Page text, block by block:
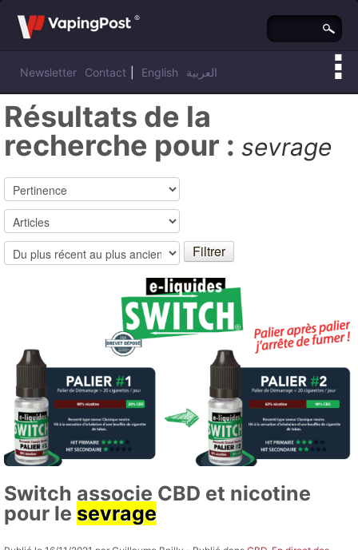
Newsletter Contact English العربية
Résultats de la
recherche pour : sevrage
Switch associe CBD et nicotine
pour le sevrage